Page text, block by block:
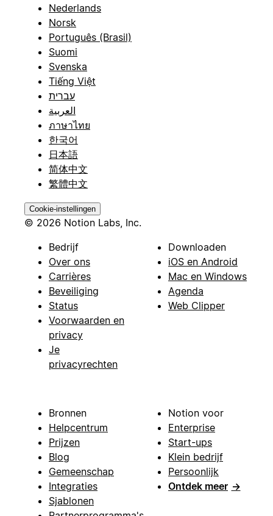
Nederlands
Norsk
Português (Brasil)
Suomi
Svenska
Tiếng Việt
עברית
العربية
ภาษาไทย
한국어
日本語
简体中文
繁體中文
Cookie-instellingen
© 2026 Notion Labs, Inc.
Bedrijf
Over ons
Carrières
Beveiliging
Status
Voorwaarden en
privacy
Je
privacyrechten
Downloaden
iOS en Android
Mac en Windows
Agenda
Web Clipper
Bronnen
Helpcentrum
Prijzen
Blog
Gemeenschap
Integraties
Sjablonen
Notion voor
Enterprise
Start-ups
Klein bedrijf
Persoonlijk
Ontdek meer →